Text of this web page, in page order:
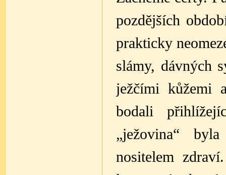
pozdějších
prakticky
slámy, dávných
ježčími kůžemi
bodali
„ježovina“
nositelem